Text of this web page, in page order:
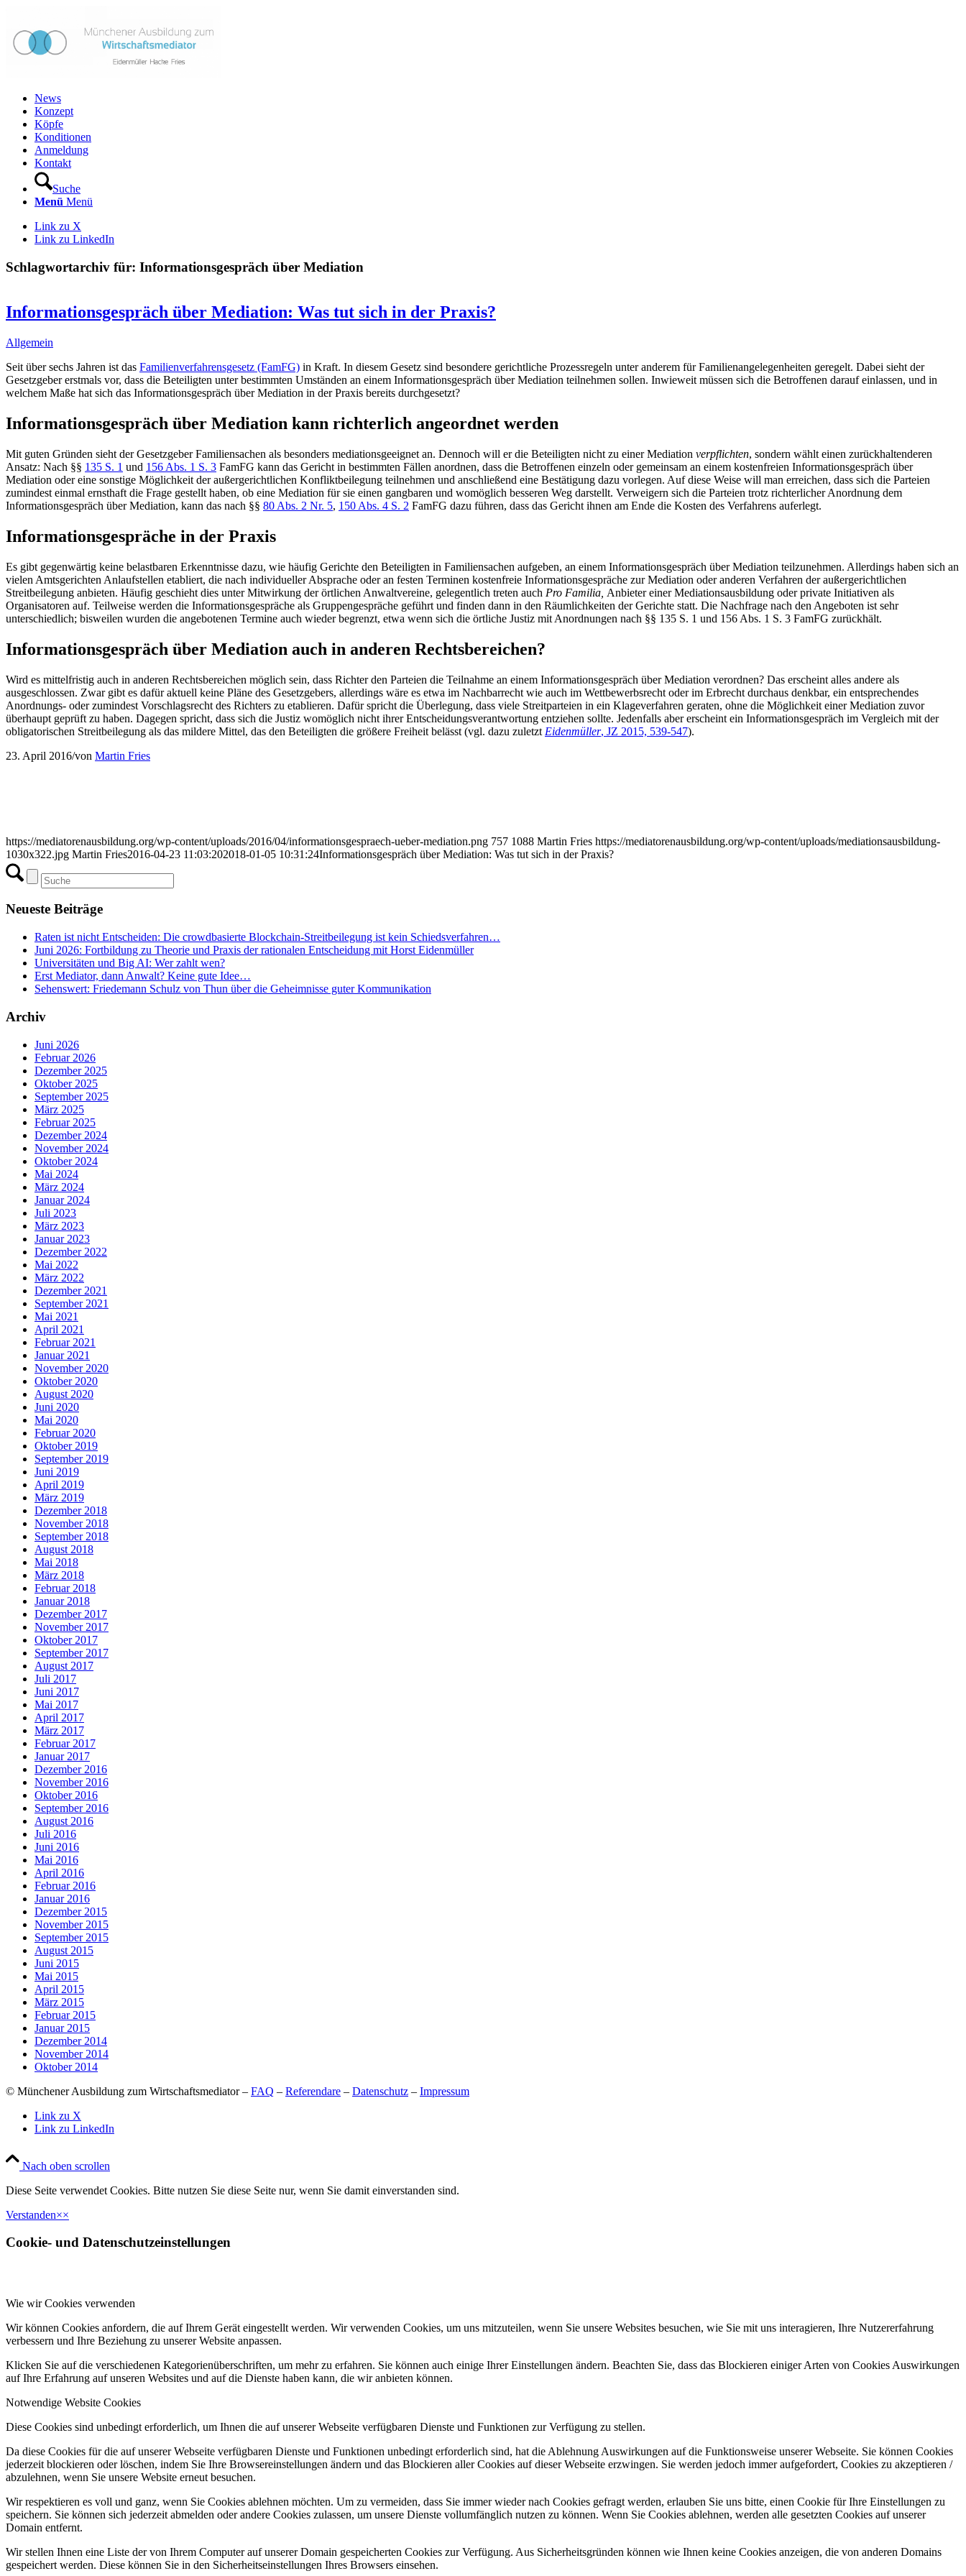
News
Konzept
Köpfe
Konditionen
Anmeldung
Kontakt
Suche
Menü Menü
Link zu X
Link zu LinkedIn
Schlagwortarchiv für: Informationsgespräch über Mediation
Informationsgespräch über Mediation: Was tut sich in der Praxis?
Allgemein
Seit über sechs Jahren ist das Familienverfahrensgesetz (FamFG) in Kraft. In diesem Gesetz sind besondere gerichtliche Prozessregeln unter anderem für Familienangelegenheiten geregelt. Dabei sieht der
Gesetzgeber erstmals vor, dass die Beteiligten unter bestimmten Umständen an einem Informationsgespräch über Mediation teilnehmen sollen. Inwieweit müssen sich die Betroffenen darauf einlassen, und in
welchem Maße hat sich das Informationsgespräch über Mediation in der Praxis bereits durchgesetzt?
Informationsgespräch über Mediation kann richterlich angeordnet werden
Mit guten Gründen sieht der Gesetzgeber Familiensachen als besonders mediationsgeeignet an. Dennoch will er die Beteiligten nicht zu einer Mediation verpflichten, sondern wählt einen zurückhaltenderen
Ansatz: Nach §§ 135 S. 1 und 156 Abs. 1 S. 3 FamFG kann das Gericht in bestimmten Fällen anordnen, dass die Betroffenen einzeln oder gemeinsam an einem kostenfreien Informationsgespräch über
Mediation oder eine sonstige Möglichkeit der außergerichtlichen Konfliktbeilegung teilnehmen und anschließend eine Bestätigung dazu vorlegen. Auf diese Weise will man erreichen, dass sich die Parteien
zumindest einmal ernsthaft die Frage gestellt haben, ob eine Mediation für sie einen gangbaren und womöglich besseren Weg darstellt. Verweigern sich die Parteien trotz richterlicher Anordnung dem
Informationsgespräch über Mediation, kann das nach §§ 80 Abs. 2 Nr. 5, 150 Abs. 4 S. 2 FamFG dazu führen, dass das Gericht ihnen am Ende die Kosten des Verfahrens auferlegt.
Informationsgespräche in der Praxis
Es gibt gegenwärtig keine belastbaren Erkenntnisse dazu, wie häufig Gerichte den Beteiligten in Familiensachen aufgeben, an einem Informationsgespräch über Mediation teilzunehmen. Allerdings haben sich an
vielen Amtsgerichten Anlaufstellen etabliert, die nach individueller Absprache oder an festen Terminen kostenfreie Informationsgespräche zur Mediation oder anderen Verfahren der außergerichtlichen
Streitbeilegung anbieten. Häufig geschieht dies unter Mitwirkung der örtlichen Anwaltvereine, gelegentlich treten auch Pro Familia, Anbieter einer Mediationsausbildung oder private Initiativen als
Organisatoren auf. Teilweise werden die Informationsgespräche als Gruppengespräche geführt und finden dann in den Räumlichkeiten der Gerichte statt. Die Nachfrage nach den Angeboten ist sehr
unterschiedlich; bisweilen wurden die angebotenen Termine auch wieder begrenzt, etwa wenn sich die örtliche Justiz mit Anordnungen nach §§ 135 S. 1 und 156 Abs. 1 S. 3 FamFG zurückhält.
Informationsgespräch über Mediation auch in anderen Rechtsbereichen?
Wird es mittelfristig auch in anderen Rechtsbereichen möglich sein, dass Richter den Parteien die Teilnahme an einem Informationsgespräch über Mediation verordnen? Das erscheint alles andere als
ausgeschlossen. Zwar gibt es dafür aktuell keine Pläne des Gesetzgebers, allerdings wäre es etwa im Nachbarrecht wie auch im Wettbewerbsrecht oder im Erbrecht durchaus denkbar, ein entsprechendes
Anordnungs- oder zumindest Vorschlagsrecht des Richters zu etablieren. Dafür spricht die Überlegung, dass viele Streitparteien in ein Klageverfahren geraten, ohne die Möglichkeit einer Mediation zuvor
überhaupt geprüft zu haben. Dagegen spricht, dass sich die Justiz womöglich nicht ihrer Entscheidungsverantwortung entziehen sollte. Jedenfalls aber erscheint ein Informationsgespräch im Vergleich mit der
obligatorischen Streitbeilegung als das mildere Mittel, das den Beteiligten die größere Freiheit belässt (vgl. dazu zuletzt Eidenmüller, JZ 2015, 539-547).
23. April 2016/von Martin Fries
https://mediatorenausbildung.org/wp-content/uploads/2016/04/informationsgespraech-ueber-mediation.png 757 1088 Martin Fries https://mediatorenausbildung.org/wp-content/uploads/mediationsausbildung-
1030x322.jpg Martin Fries2016-04-23 11:03:202018-01-05 10:31:24Informationsgespräch über Mediation: Was tut sich in der Praxis?
Neueste Beiträge
Raten ist nicht Entscheiden: Die crowdbasierte Blockchain-Streitbeilegung ist kein Schiedsverfahren…
Juni 2026: Fortbildung zu Theorie und Praxis der rationalen Entscheidung mit Horst Eidenmüller
Universitäten und Big AI: Wer zahlt wen?
Erst Mediator, dann Anwalt? Keine gute Idee…
Sehenswert: Friedemann Schulz von Thun über die Geheimnisse guter Kommunikation
Archiv
Juni 2026
Februar 2026
Dezember 2025
Oktober 2025
September 2025
März 2025
Februar 2025
Dezember 2024
November 2024
Oktober 2024
Mai 2024
März 2024
Januar 2024
Juli 2023
März 2023
Januar 2023
Dezember 2022
Mai 2022
März 2022
Dezember 2021
September 2021
Mai 2021
April 2021
Februar 2021
Januar 2021
November 2020
Oktober 2020
August 2020
Juni 2020
Mai 2020
Februar 2020
Oktober 2019
September 2019
Juni 2019
April 2019
März 2019
Dezember 2018
November 2018
September 2018
August 2018
Mai 2018
März 2018
Februar 2018
Januar 2018
Dezember 2017
November 2017
Oktober 2017
September 2017
August 2017
Juli 2017
Juni 2017
Mai 2017
April 2017
März 2017
Februar 2017
Januar 2017
Dezember 2016
November 2016
Oktober 2016
September 2016
August 2016
Juli 2016
Juni 2016
Mai 2016
April 2016
Februar 2016
Januar 2016
Dezember 2015
November 2015
September 2015
August 2015
Juni 2015
Mai 2015
April 2015
März 2015
Februar 2015
Januar 2015
Dezember 2014
November 2014
Oktober 2014
© Münchener Ausbildung zum Wirtschaftsmediator – FAQ – Referendare – Datenschutz – Impressum
Link zu X
Link zu LinkedIn
Nach oben scrollen
Diese Seite verwendet Cookies. Bitte nutzen Sie diese Seite nur, wenn Sie damit einverstanden sind.
Verstanden××
Cookie- und Datenschutzeinstellungen
Wie wir Cookies verwenden
Wir können Cookies anfordern, die auf Ihrem Gerät eingestellt werden. Wir verwenden Cookies, um uns mitzuteilen, wenn Sie unsere Websites besuchen, wie Sie mit uns interagieren, Ihre Nutzererfahrung
verbessern und Ihre Beziehung zu unserer Website anpassen.
Klicken Sie auf die verschiedenen Kategorienüberschriften, um mehr zu erfahren. Sie können auch einige Ihrer Einstellungen ändern. Beachten Sie, dass das Blockieren einiger Arten von Cookies Auswirkungen
auf Ihre Erfahrung auf unseren Websites und auf die Dienste haben kann, die wir anbieten können.
Notwendige Website Cookies
Diese Cookies sind unbedingt erforderlich, um Ihnen die auf unserer Webseite verfügbaren Dienste und Funktionen zur Verfügung zu stellen.
Da diese Cookies für die auf unserer Webseite verfügbaren Dienste und Funktionen unbedingt erforderlich sind, hat die Ablehnung Auswirkungen auf die Funktionsweise unserer Webseite. Sie können Cookies
jederzeit blockieren oder löschen, indem Sie Ihre Browsereinstellungen ändern und das Blockieren aller Cookies auf dieser Webseite erzwingen. Sie werden jedoch immer aufgefordert, Cookies zu akzeptieren /
abzulehnen, wenn Sie unsere Website erneut besuchen.
Wir respektieren es voll und ganz, wenn Sie Cookies ablehnen möchten. Um zu vermeiden, dass Sie immer wieder nach Cookies gefragt werden, erlauben Sie uns bitte, einen Cookie für Ihre Einstellungen zu
speichern. Sie können sich jederzeit abmelden oder andere Cookies zulassen, um unsere Dienste vollumfänglich nutzen zu können. Wenn Sie Cookies ablehnen, werden alle gesetzten Cookies auf unserer
Domain entfernt.
Wir stellen Ihnen eine Liste der von Ihrem Computer auf unserer Domain gespeicherten Cookies zur Verfügung. Aus Sicherheitsgründen können wie Ihnen keine Cookies anzeigen, die von anderen Domains
gespeichert werden. Diese können Sie in den Sicherheitseinstellungen Ihres Browsers einsehen.